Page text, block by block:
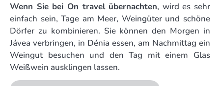
Wenn Sie bei On travel übernachten, wird es sehr
einfach sein, Tage am Meer, Weingüter und schöne
Dörfer zu kombinieren. Sie können den Morgen in
Jávea verbringen, in Dénia essen, am Nachmittag ein
Weingut besuchen und den Tag mit einem Glas
Weißwein ausklingen lassen.